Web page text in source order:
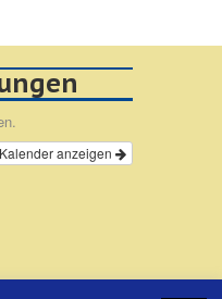
Kalender anzeigen